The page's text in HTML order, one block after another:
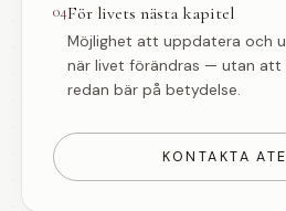
04För livets nästa kapitel
Möjlighet att uppdatera och
när livet förändras — utan
redan bär på betydelse.
KONTAKTA